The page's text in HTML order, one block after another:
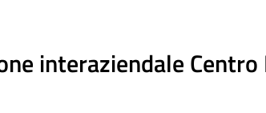
interaziendale